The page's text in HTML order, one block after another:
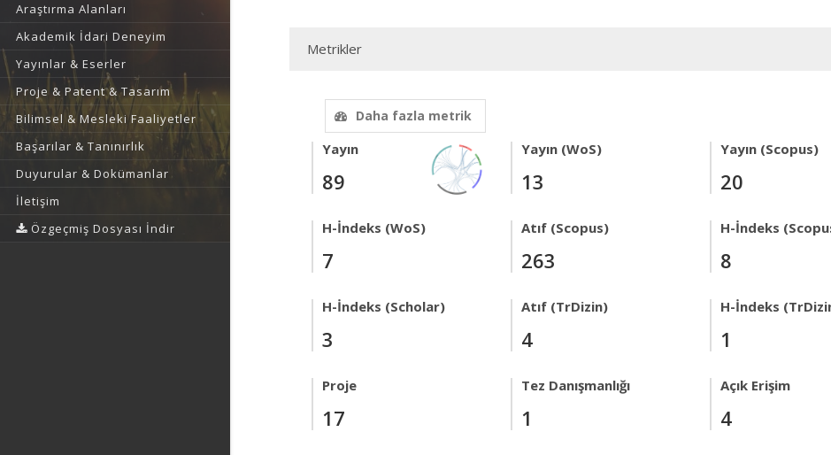
Araştırma Alanları
Akademik İdari Deneyim
Yayınlar & Eserler
Proje & Patent & Tasarım
Bilimsel & Mesleki Faaliyetler
Başarılar & Tanınırlık
Duyurular & Dokümanlar
İletişim
Özgeçmiş Dosyası İndir
Metrikler
Daha fazla metrik
Yayın
89
Yayın (WoS)
13
Yayın (Scopus)
20
H-İndeks (WoS)
7
Atıf (Scopus)
263
H-İndeks
8
H-İndeks (Scholar)
3
Atıf (TrDizin)
4
H-İndeks
1
Proje
17
Tez Danışmanlığı
1
Açık Erişim
4